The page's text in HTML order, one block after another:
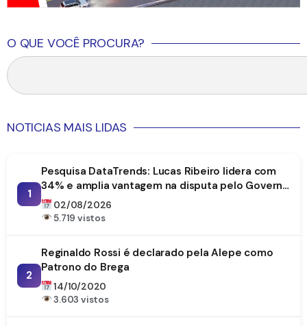
O QUE VOCÊ PROCURA?
NOTICIAS MAIS LIDAS
1
Pesquisa DataTrends: Lucas Ribeiro lidera com
34% e amplia vantagem na disputa pelo Governo
da Paraíba
02/08/2026
5.719 vistos
2
Reginaldo Rossi é declarado pela Alepe como
Patrono do Brega
14/10/2020
3.603 vistos